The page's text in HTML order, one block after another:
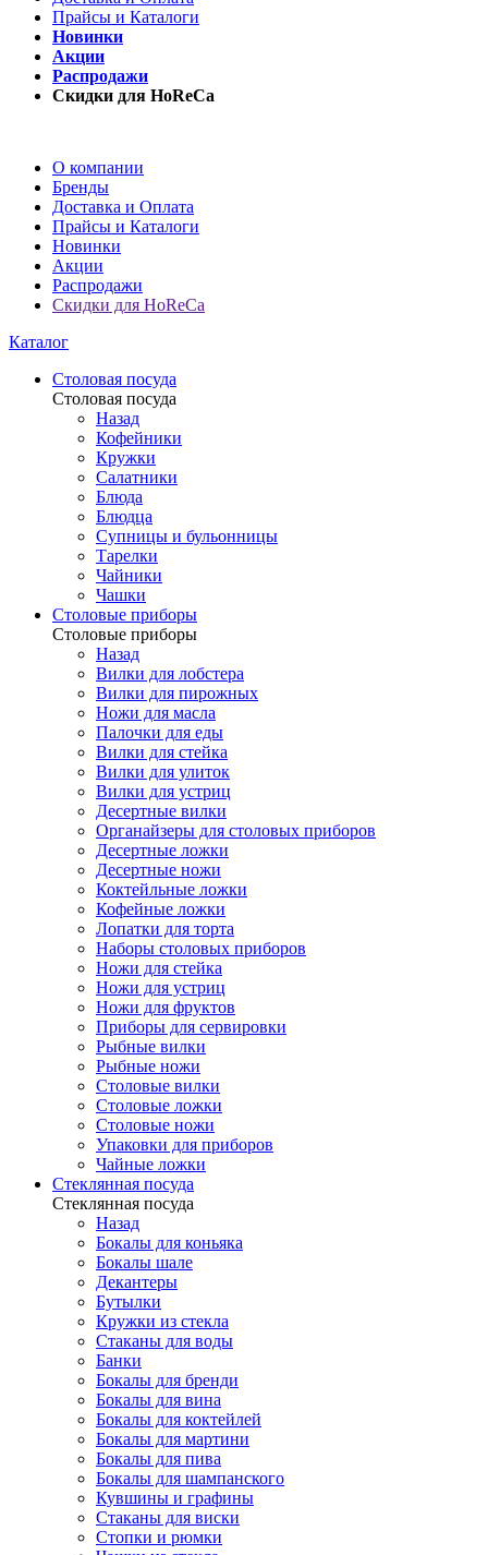
Прайсы и Каталоги
Новинки
Акции
Распродажи
Скидки для HoReCa
О компании
Бренды
Доставка и Оплата
Прайсы и Каталоги
Новинки
Акции
Распродажи
Скидки для HoReCa
Каталог
Столовая посуда
Столовая посуда
Назад
Кофейники
Кружки
Салатники
Блюда
Блюдца
Супницы и бульонницы
Тарелки
Чайники
Чашки
Cтоловые приборы
Cтоловые приборы
Назад
Вилки для лобстера
Вилки для пирожных
Ножи для масла
Палочки для еды
Вилки для стейка
Вилки для улиток
Вилки для устриц
Десертные вилки
Органайзеры для столовых приборов
Десертные ложки
Десертные ножи
Коктейльные ложки
Кофейные ложки
Лопатки для торта
Наборы столовых приборов
Ножи для стейка
Ножи для устриц
Ножи для фруктов
Приборы для сервировки
Рыбные вилки
Рыбные ножи
Столовые вилки
Столовые ложки
Столовые ножи
Упаковки для приборов
Чайные ложки
Стеклянная посуда
Стеклянная посуда
Назад
Бокалы для коньяка
Бокалы шале
Декантеры
Бутылки
Кружки из стекла
Стаканы для воды
Банки
Бокалы для бренди
Бокалы для вина
Бокалы для коктейлей
Бокалы для мартини
Бокалы для пива
Бокалы для шампанского
Кувшины и графины
Стаканы для виски
Стопки и рюмки